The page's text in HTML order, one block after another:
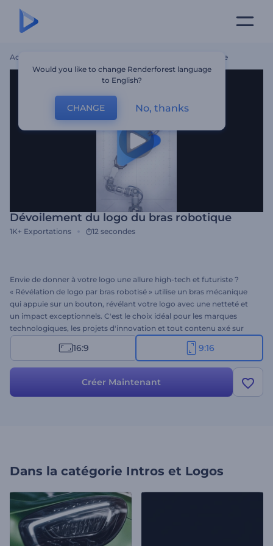
Accueil Dévoilement Du Logo Du Bras Robotique
Dévoilement du logo du bras robotique
1K+ Exportations 12 secondes
Envie de donner à votre logo une allure high-tech et futuriste ?
« Révélation de logo par bras robotisé » utilise un bras mécanique
qui appuie sur un bouton, révélant votre logo avec une netteté et
un impact exceptionnels. C'est le choix idéal pour les marques
technologiques, les projets d'innovation et tout contenu axé sur
l'ingénierie. La personnalisation est un jeu d'enfant : importez votre
logo, saisissez le nom et le slogan de votre entreprise, et ajoutez
logo avec une touche de modernité !
16:9 9:16
Créer Maintenant
Dans la catégorie Intros et Logos
Would you like to change Renderforest language
to English?
CHANGE No, thanks